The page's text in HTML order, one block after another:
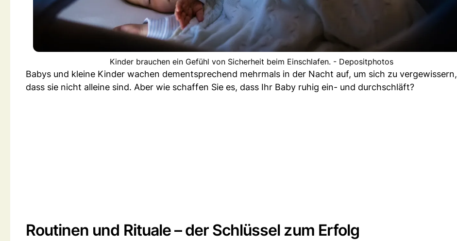
Kinder brauchen ein Gefühl von Sicherheit beim Einschlafen. - Depositphotos
Babys und kleine Kinder wachen dementsprechend mehrmals in der Nacht auf, um sich zu vergewissern,
dass sie nicht alleine sind. Aber wie schaffen Sie es, dass Ihr Baby ruhig ein- und durchschläft?
Routinen und Rituale – der Schlüssel zum Erfolg